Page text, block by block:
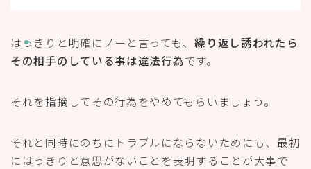
はっきりと明確にノーと言っても、繰り返し誘われたら
その相手のしている事は違法行為です。
それを指摘してその行為をやめてもらいましょう。
それと同時にのちにトラブルにならないためにも、最初
にはっきりと意思がないことを表明することが大事で